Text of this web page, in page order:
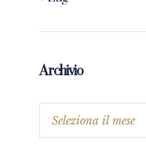
Archivio